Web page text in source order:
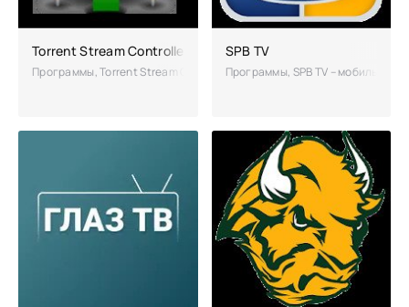
Torrent Stream Controller полная версия
Программы, Torrent Stream Controller – позволит пользователю
SPB TV
Программы, SPB TV –